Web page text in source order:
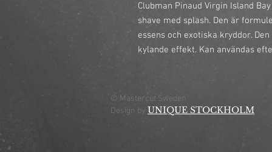
Clubman Pinaud Virgin Island
shave med splash. Den är
essens och exotiska kryddor.
kylande effekt. Kan användas
© Mastercut Sweden
Design by UNIQUE STOCKHOLM